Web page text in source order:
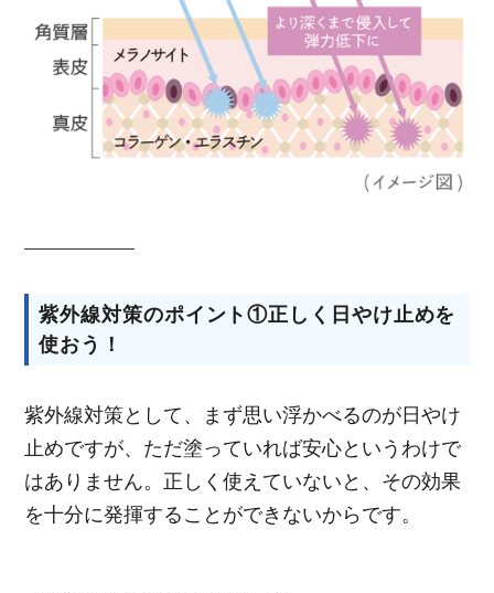
紫外線対策のポイント①正しく日やけ止めを
使おう！
紫外線対策として、まず思い浮かべるのが日やけ
止めですが、ただ塗っていれば安心というわけで
はありません。正しく使えていないと、その効果
を十分に発揮することができないからです。